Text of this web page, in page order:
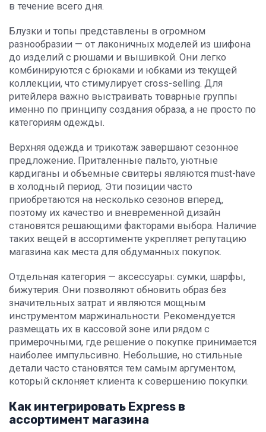
в течение всего дня.
Блузки и топы представлены в огромном
разнообразии — от лаконичных моделей из шифона
до изделий с рюшами и вышивкой. Они легко
комбинируются с брюками и юбками из текущей
коллекции, что стимулирует cross-selling. Для
ритейлера важно выстраивать товарные группы
именно по принципу создания образа, а не просто по
категориям одежды.
Верхняя одежда и трикотаж завершают сезонное
предложение. Приталенные пальто, уютные
кардиганы и объемные свитеры являются must-have
в холодный период. Эти позиции часто
приобретаются на несколько сезонов вперед,
поэтому их качество и вневременной дизайн
становятся решающими факторами выбора. Наличие
таких вещей в ассортименте укрепляет репутацию
магазина как места для обдуманных покупок.
Отдельная категория — аксессуары: сумки, шарфы,
бижутерия. Они позволяют обновить образ без
значительных затрат и являются мощным
инструментом маржинальности. Рекомендуется
размещать их в кассовой зоне или рядом с
примерочными, где решение о покупке принимается
наиболее импульсивно. Небольшие, но стильные
детали часто становятся тем самым аргументом,
который склоняет клиента к совершению покупки.
Как интегрировать Express в
ассортимент магазина